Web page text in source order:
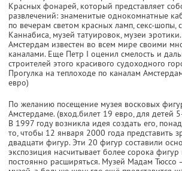
Красных фонарей, который представляет
развлечений: знаменитые однокомнатные
по вечерам светом красных ламп, секс-шопы,
Каннабиса, музей татуировок, музеи эротики.
Амстердам известен во всем мире своими
каналами. Еще Петр I оценил смелость и
строителей этого красивого судоходного
Прогулка на теплоходе по каналам
евро)
По желанию посещение музея восковых
Амстердаме. (вход.билет 19 евро, для детей
В 1997 году возникла идея создать его,
то, чтобы 12 января 2000 года представить
двадцати фигур. Эти 20 фигур составили
экспозиция насчитывает более сорока
постоянно расширяться. Музей Мадам Тюссо